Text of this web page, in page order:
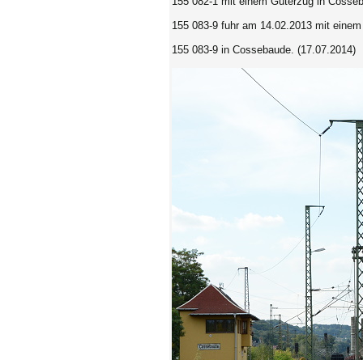
155 083-9 fuhr am 14.02.2013 mit
155 083-9 in Cossebaude. (17.07.2014)